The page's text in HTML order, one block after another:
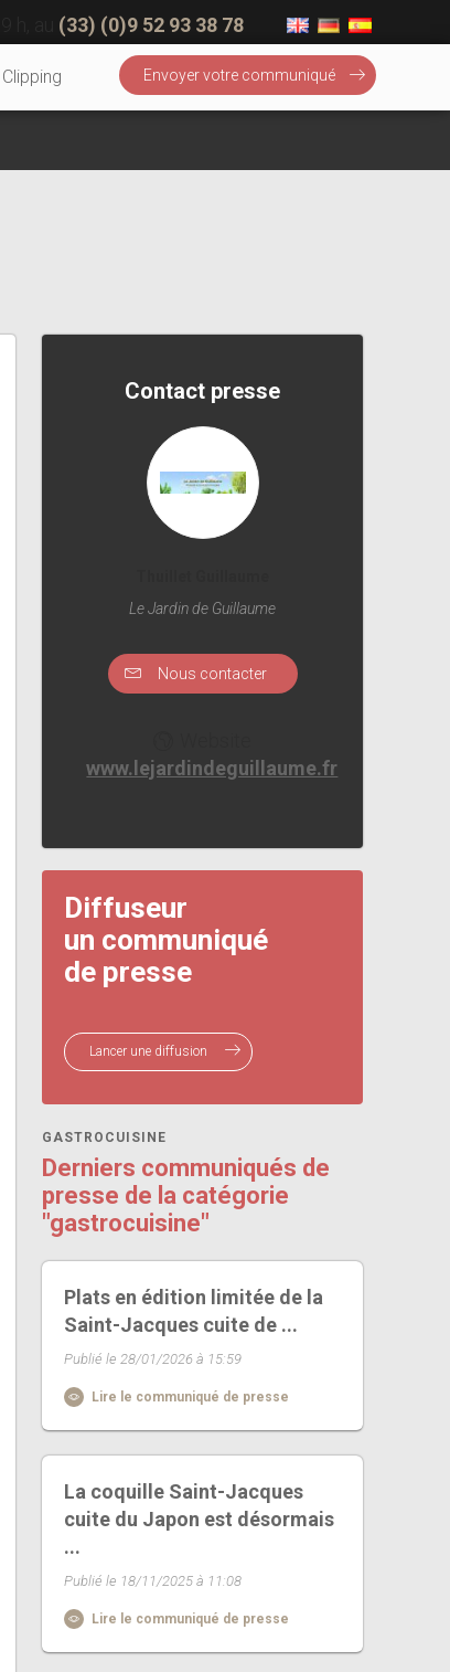
(33) (0)9 52 93 38 78
Clipping Envoyer votre communiqué
Contact presse
Le Jardin de Guillaume
Nous contacter
www.lejardindeguillaume.fr
Diffuseur
un communiqué
de presse
Lancer une diffusion
GASTROCUISINE
Derniers communiqués de
presse de la catégorie
"gastrocuisine"
Plats en édition limitée de la
Saint-Jacques cuite de ...
Publié le 28/01/2026 à 15:59
Lire le communiqué de presse
La coquille Saint-Jacques
cuite du Japon est désormais
...
Publié le 18/11/2025 à 11:08
Lire le communiqué de presse